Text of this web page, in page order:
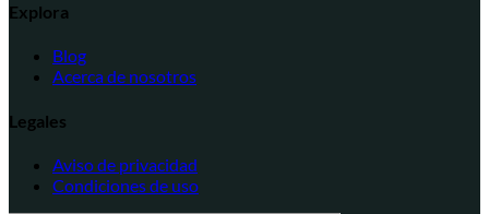
Explora
Blog
Acerca de nosotros
Legales
Aviso de privacidad
Condiciones de uso